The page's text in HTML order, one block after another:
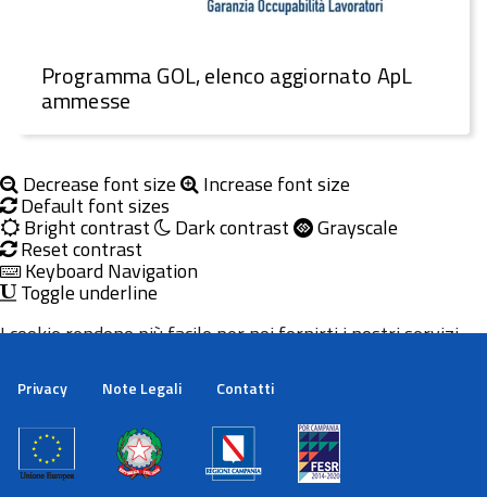
Programma GOL, elenco aggiornato ApL
ammesse
Decrease font size Increase font size
Default font sizes
Bright contrast Dark contrast Grayscale
Reset contrast
Keyboard Navigation
Toggle underline
Privacy Note Legali Contatti
I cookie rendono più facile per noi fornirti i nostri servizi.
cookie.
Maggiori informazioni